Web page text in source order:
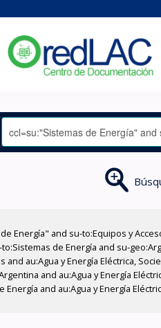
Energía" and su-to:Equipos y
de Energía and su-
au:Agua y Energía Eléctrica,
and au:Agua y Energía
and au:Agua y Energía